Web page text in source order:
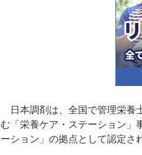
日本調剤は、全国で管理栄養
む「栄養ケア・ステーション」
ーション」の拠点として認定さ